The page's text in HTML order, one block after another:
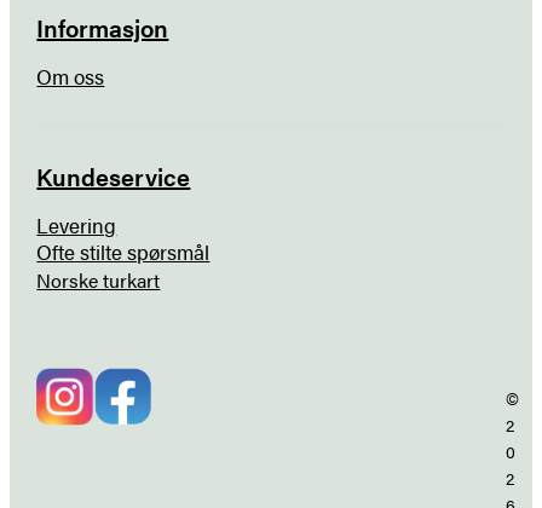
Informasjon
Om oss
Kundeservice
Levering
Ofte stilte spørsmål
Norske turkart
©
2
0
2